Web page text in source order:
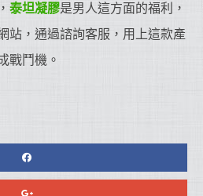
泰坦凝膠是男人這方面的福利，
站，通過諮詢客服，用上這款產
戰鬥機。